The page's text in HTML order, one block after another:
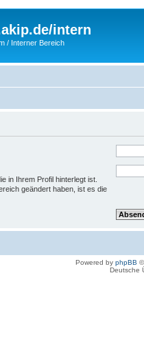
intern
/ Interner Bereich
in Ihrem Profil hinterlegt ist.
geändert haben, ist es die
Powered by phpBB
Deutsche